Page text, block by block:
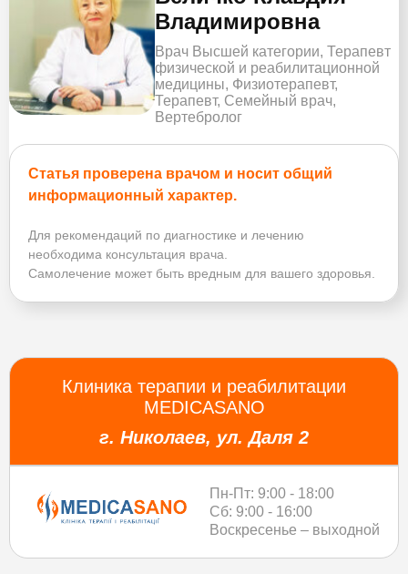
Владимировна
Врач Высшей категории, Терапевт
физической и реабилитационной
медицины, Физиотерапевт,
Терапевт, Семейный врач,
Вертебролог
Статья проверена врачом и носит общий
информационный характер.
Для рекомендаций по диагностике и лечению
необходима консультация врача.
Самолечение может быть вредным для вашего здоровья.
Клиника терапии и реабилитации
MEDICASANO
г. Николаев, ул. Даля 2
Пн-Пт: 9:00 - 18:00
Сб: 9:00 - 16:00
Воскресенье – выходной